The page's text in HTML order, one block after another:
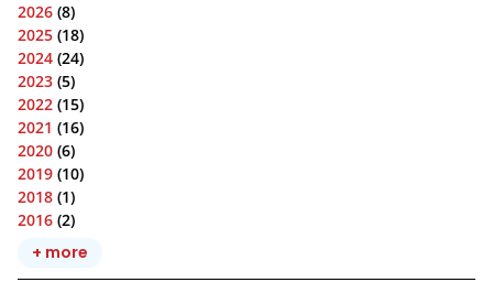
2026 (8)
2025 (18)
2024 (24)
2023 (5)
2022 (15)
2021 (16)
2020 (6)
2019 (10)
2018 (1)
2016 (2)
+ more